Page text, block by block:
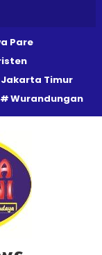
Pare
Timur
Wurandungan